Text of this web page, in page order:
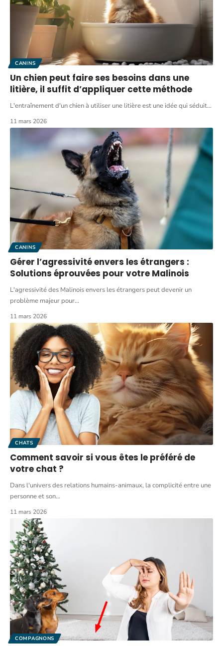
CANINS
Un chien peut faire ses besoins dans une
litière, il suffit d’appliquer cette méthode
L'entraînement d'un chien à utiliser une litière est une idée qui séduit…
11 mars 2026
CANINS
Gérer l’agressivité envers les étrangers :
Solutions éprouvées pour votre Malinois
L'agressivité des Malinois envers les étrangers peut devenir un
problème majeur pour…
11 mars 2026
CHATS
Comment savoir si vous êtes le préféré de
votre chat ?
Dans l'univers des relations humains-animaux, la complicité entre une
personne et son…
11 mars 2026
COMPAGNONS